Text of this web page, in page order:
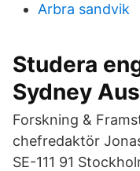
Arbra sandvik
Studera
Sydney
Forskning &
chefredaktör
SE-111 91